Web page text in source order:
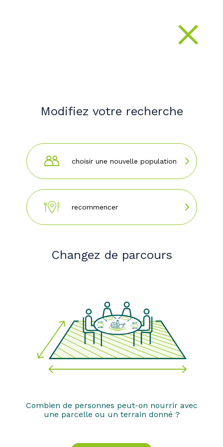
Modifiez votre recherche
choisir une nouvelle population
recommencer
Changez de parcours
Combien de personnes peut-on nourrir avec
une parcelle ou un terrain donné ?